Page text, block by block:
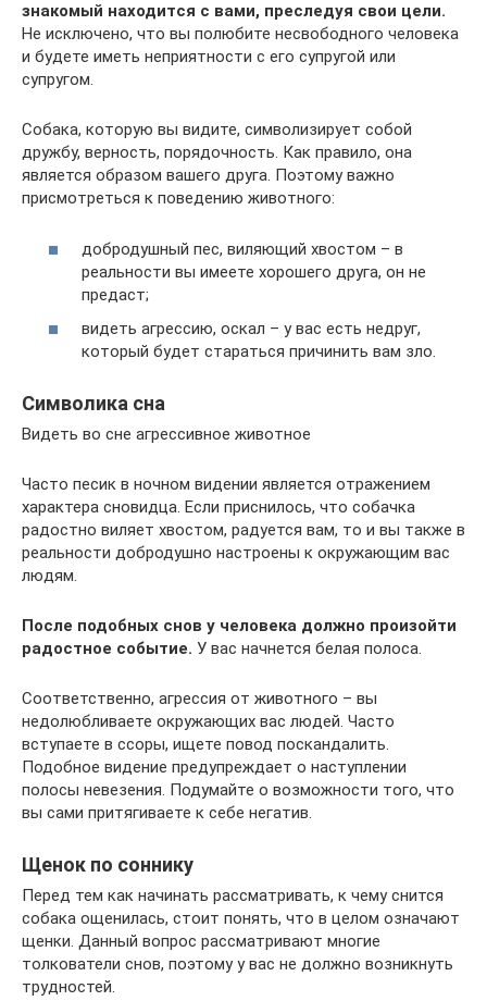
знакомый находится с вами, преследуя свои цели.
Не исключено, что вы полюбите несвободного человека
и будете иметь неприятности с его супругой или
супругом.
Собака, которую вы видите, символизирует собой
дружбу, верность, порядочность. Как правило, она
является образом вашего друга. Поэтому важно
присмотреться к поведению животного:
добродушный пес, виляющий хвостом – в
реальности вы имеете хорошего друга, он не
предаст;
видеть агрессию, оскал – у вас есть недруг,
который будет стараться причинить вам зло.
Символика сна
Видеть во сне агрессивное животное
Часто песик в ночном видении является отражением
характера сновидца. Если приснилось, что собачка
радостно виляет хвостом, радуется вам, то и вы также в
реальности добродушно настроены к окружающим вас
людям.
После подобных снов у человека должно произойти
радостное событие. У вас начнется белая полоса.
Соответственно, агрессия от животного – вы
недолюбливаете окружающих вас людей. Часто
вступаете в ссоры, ищете повод поскандалить.
Подобное видение предупреждает о наступлении
полосы невезения. Подумайте о возможности того, что
вы сами притягиваете к себе негатив.
Щенок по соннику
Перед тем как начинать рассматривать, к чему снится
собака ощенилась, стоит понять, что в целом означают
щенки. Данный вопрос рассматривают многие
толкователи снов, поэтому у вас не должно возникнуть
трудностей.